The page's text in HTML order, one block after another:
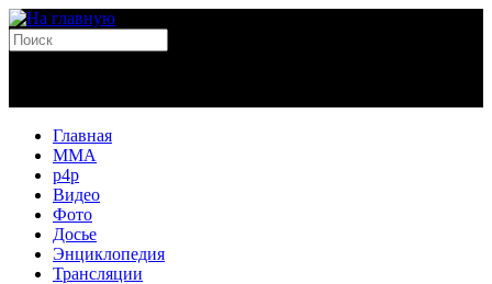
Главная
MMA
p4p
Видео
Фото
Досье
Энциклопедия
Трансляции